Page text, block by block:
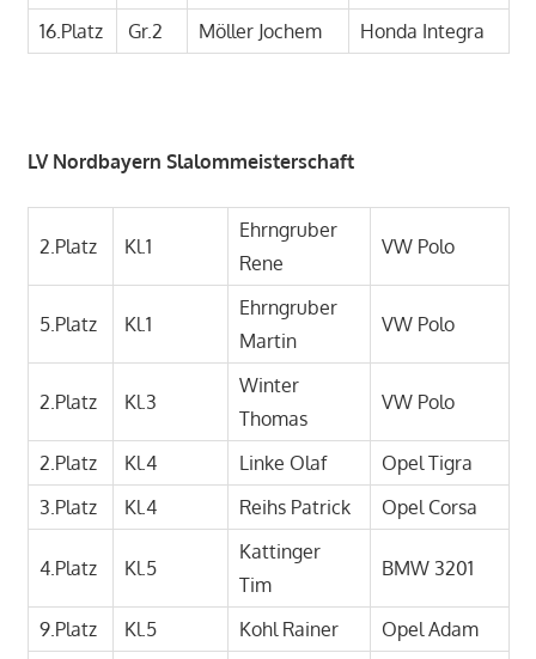
16.Platz Gr.2 Möller Jochem Honda Integra
LV Nordbayern Slalommeisterschaft
2.Platz Kl.1
Ehrngruber
Rene
VW Polo
5.Platz Kl.1
Ehrngruber
Martin
VW Polo
2.Platz Kl.3
Winter
Thomas
VW Polo
2.Platz Kl.4 Linke Olaf
Opel Tigra
3.Platz
Kl.4 Reihs Patrick Opel Corsa
4.Platz Kl.5
Kattinger
Tim
BMW 3201
9.Platz Kl.5 Kohl Rainer Opel Adam